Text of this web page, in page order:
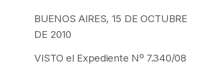
BUENOS AIRES, 15 DE OCTUBRE
DE 2010
VISTO el Expediente Nº 7.340/08